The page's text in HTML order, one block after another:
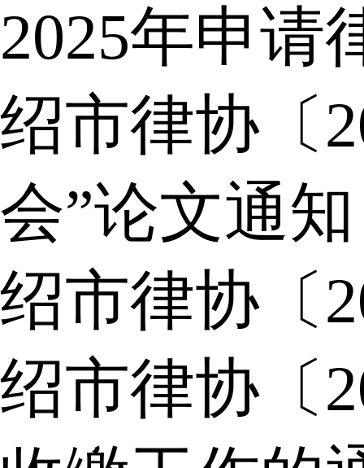
2025年申请
绍市律协〔
会”论文通知
绍市律协〔
绍市律协〔